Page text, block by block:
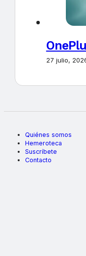
27 julio,
Quiénes somos
Hemeroteca
Suscríbete
Contacto